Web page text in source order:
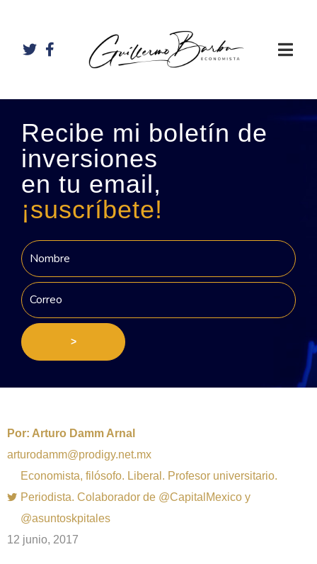
Recibe mi boletín de
inversiones
en tu email,
¡suscríbete!
>
Por: Arturo Damm Arnal
arturodamm@prodigy.net.mx
Economista, filósofo. Liberal. Profesor universitario.
Periodista. Colaborador de @CapitalMexico y
@asuntoskpitales
12 junio, 2017